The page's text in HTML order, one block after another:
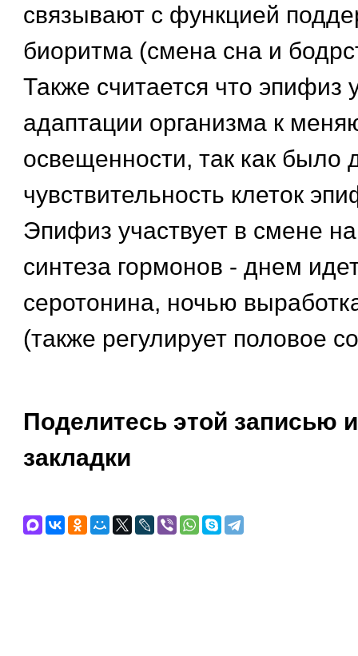
связывают с функцией
биоритма (смена сна и
Также считается что эпифиз
адаптации организма к
освещенности, так как было
чувствительность клеток
Эпифиз участвует в смене
синтеза гормонов - днем
серотонина, ночью
(также регулирует половое
Поделитесь этой записью
закладки